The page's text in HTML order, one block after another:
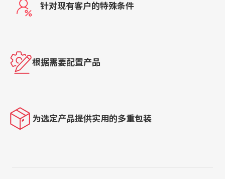
针对现有客户的特殊条件
根据需要配置产品
为选定产品提供实用的多重包装